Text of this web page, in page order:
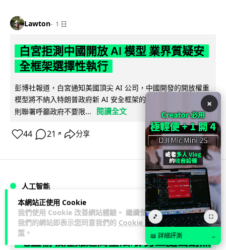
本網站正使用 Cookie
我們使用 Cookie 改善網站體驗。 繼續使用
我們的網站即表示您同意我們的 Cookie 政
策 。
Lawton 1 日
白宮拒測中國開放 AI 模型 業界質疑安
全框架選擇性執行
彭博社報道，白宮通知美國頂尖 AI 公司，中國開發的開放權重
模型將不納入特朗普政府新 AI 安全框架的測試範圍。美國業界
則聯署呼籲政府不要限...
閱讀全文
44 21 ↗ 分享
人工智能
Vin 1 日
地盤偷吸煙難逃高空法眼 勞工處出動熱
×
🎵 ⛶
📖 詳細評測 →